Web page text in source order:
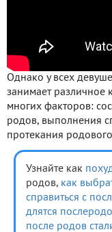
Однако у всех
занимает различное
многих факторов:
родов, выполнения
протекания
Узнайте как
родов, как
справиться с
длятся
после родов